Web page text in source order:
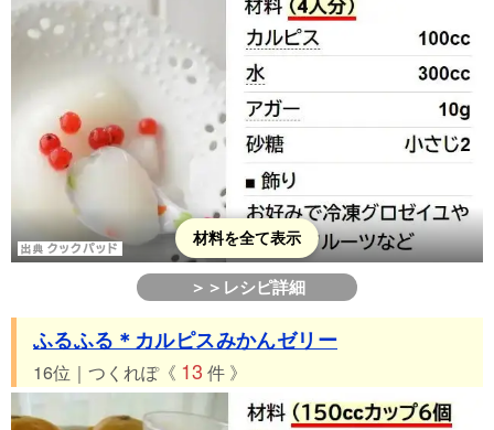
材料を全て表示
＞＞レシピ詳細
ふるふる＊カルピスみかんゼリー
16位｜つくれぽ《 13 件 》